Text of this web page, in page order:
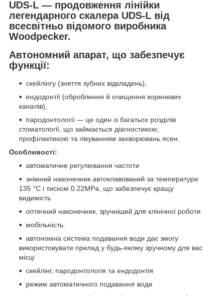
UDS-L — продовження лінійки
легендарного скалера UDS-L від
всесвітньо відомого виробника
Woodpecker.
Автономний апарат, що забезпечує
функції:
скейлінгу (зняття зубних відкладень),
ендодонтії (оброблення й очищення кореневих
каналів),
пародонтології — це один із багатьох розділів
стоматології, що займається діагностикою,
профілактикою та лікуванням захворювань ясен.
Особливості:
автоматичне регулювання частоти
знімний наконечник автоклавований за температури
135 °C і тиском 0.22MPa, що забезпечує кращу
видимість
оптичний наконечник, зручніший для клінічної роботи
мобільність.
автономна система подавання води дає змогу
використовувати прилад у будь-якому зручному для вас
місці
скейлінг, пародонтологія та ендодонтія
режим автоматичного подавання води